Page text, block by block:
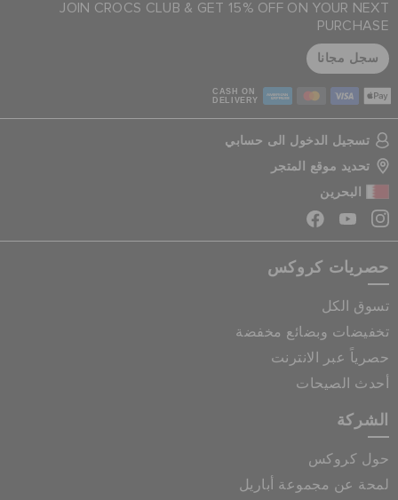
JOIN CROCS CLUB & GET 15% OFF ON YOUR NEXT
PURCHASE
سجل مجانا
CASH ON
DELIVERY
تسجيل الدخول الى حسابي
تحديد موقع المتجر
البحرين
حصريات كروكس
تسوق الكل
تخفيضات وبضائع مخفضة
حصرياً عبر الانترنت
أحدث الصيحات
الشركة
حول كروكس
لمحة عن مجموعة أباريل